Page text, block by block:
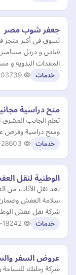
جعفر شوب مصر
تسوق في أكبر متجر
قياس و دريل مسامير،
المعدات اليدوية و
خدمات
منح دراسية
تعلم الجانب
ومنح دراسية وفرص
خدمات
الوطنية لنقل
يعد نقل الأثاث من
سلامة العفش وضمان
شركة نقل عفش
خدمات 18
عروض السفر
شركة رحلتك للسياحة